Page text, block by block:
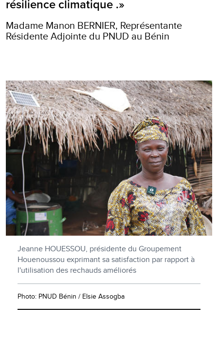
résilience climatique .»
Madame Manon BERNIER, Représentante
Résidente Adjointe du PNUD au Bénin
Jeanne HOUESSOU, présidente du Groupement
Houenoussou exprimant sa satisfaction par rapport à
l'utilisation des rechauds améliorés
Photo: PNUD Bénin / Elsie Assogba